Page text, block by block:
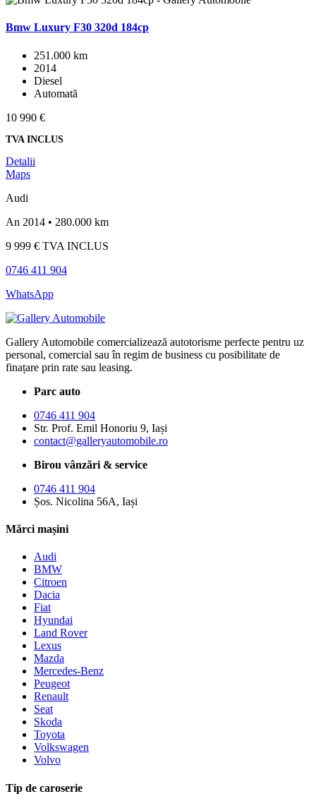
Bmw Luxury F30 320d 184cp
251.000 km
2014
Diesel
Automată
10 990 €
TVA INCLUS
Detalii
Maps
Audi
An 2014 • 280.000 km
9 999 € TVA INCLUS
0746 411 904
WhatsApp
Gallery Automobile comercializează autotorisme perfecte pentru uz
personal, comercial sau în regim de business cu posibilitate de
finațare prin rate sau leasing.
Parc auto
0746 411 904
Str. Prof. Emil Honoriu 9, Iași
contact@galleryautomobile.ro
Birou vânzări & service
0746 411 904
Șos. Nicolina 56A, Iași
Mărci mașini
Audi
BMW
Citroen
Dacia
Fiat
Hyundai
Land Rover
Lexus
Mazda
Mercedes-Benz
Peugeot
Renault
Seat
Skoda
Toyota
Volkswagen
Volvo
Tip de caroserie